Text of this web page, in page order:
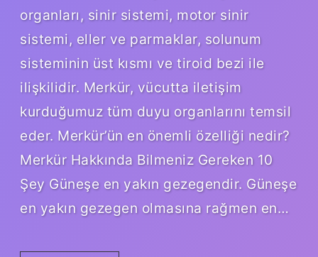
organları, sinir sistemi, motor sinir
sistemi, eller ve parmaklar, solunum
sisteminin üst kısmı ve tiroid bezi ile
ilişkilidir. Merkür, vücutta iletişim
kurduğumuz tüm duyu organlarını temsil
eder. Merkür’ün en önemli özelliği nedir?
Merkür Hakkında Bilmeniz Gereken 10
Şey Güneşe en yakın gezegendir. Güneşe
en yakın gezegen olmasına rağmen en…